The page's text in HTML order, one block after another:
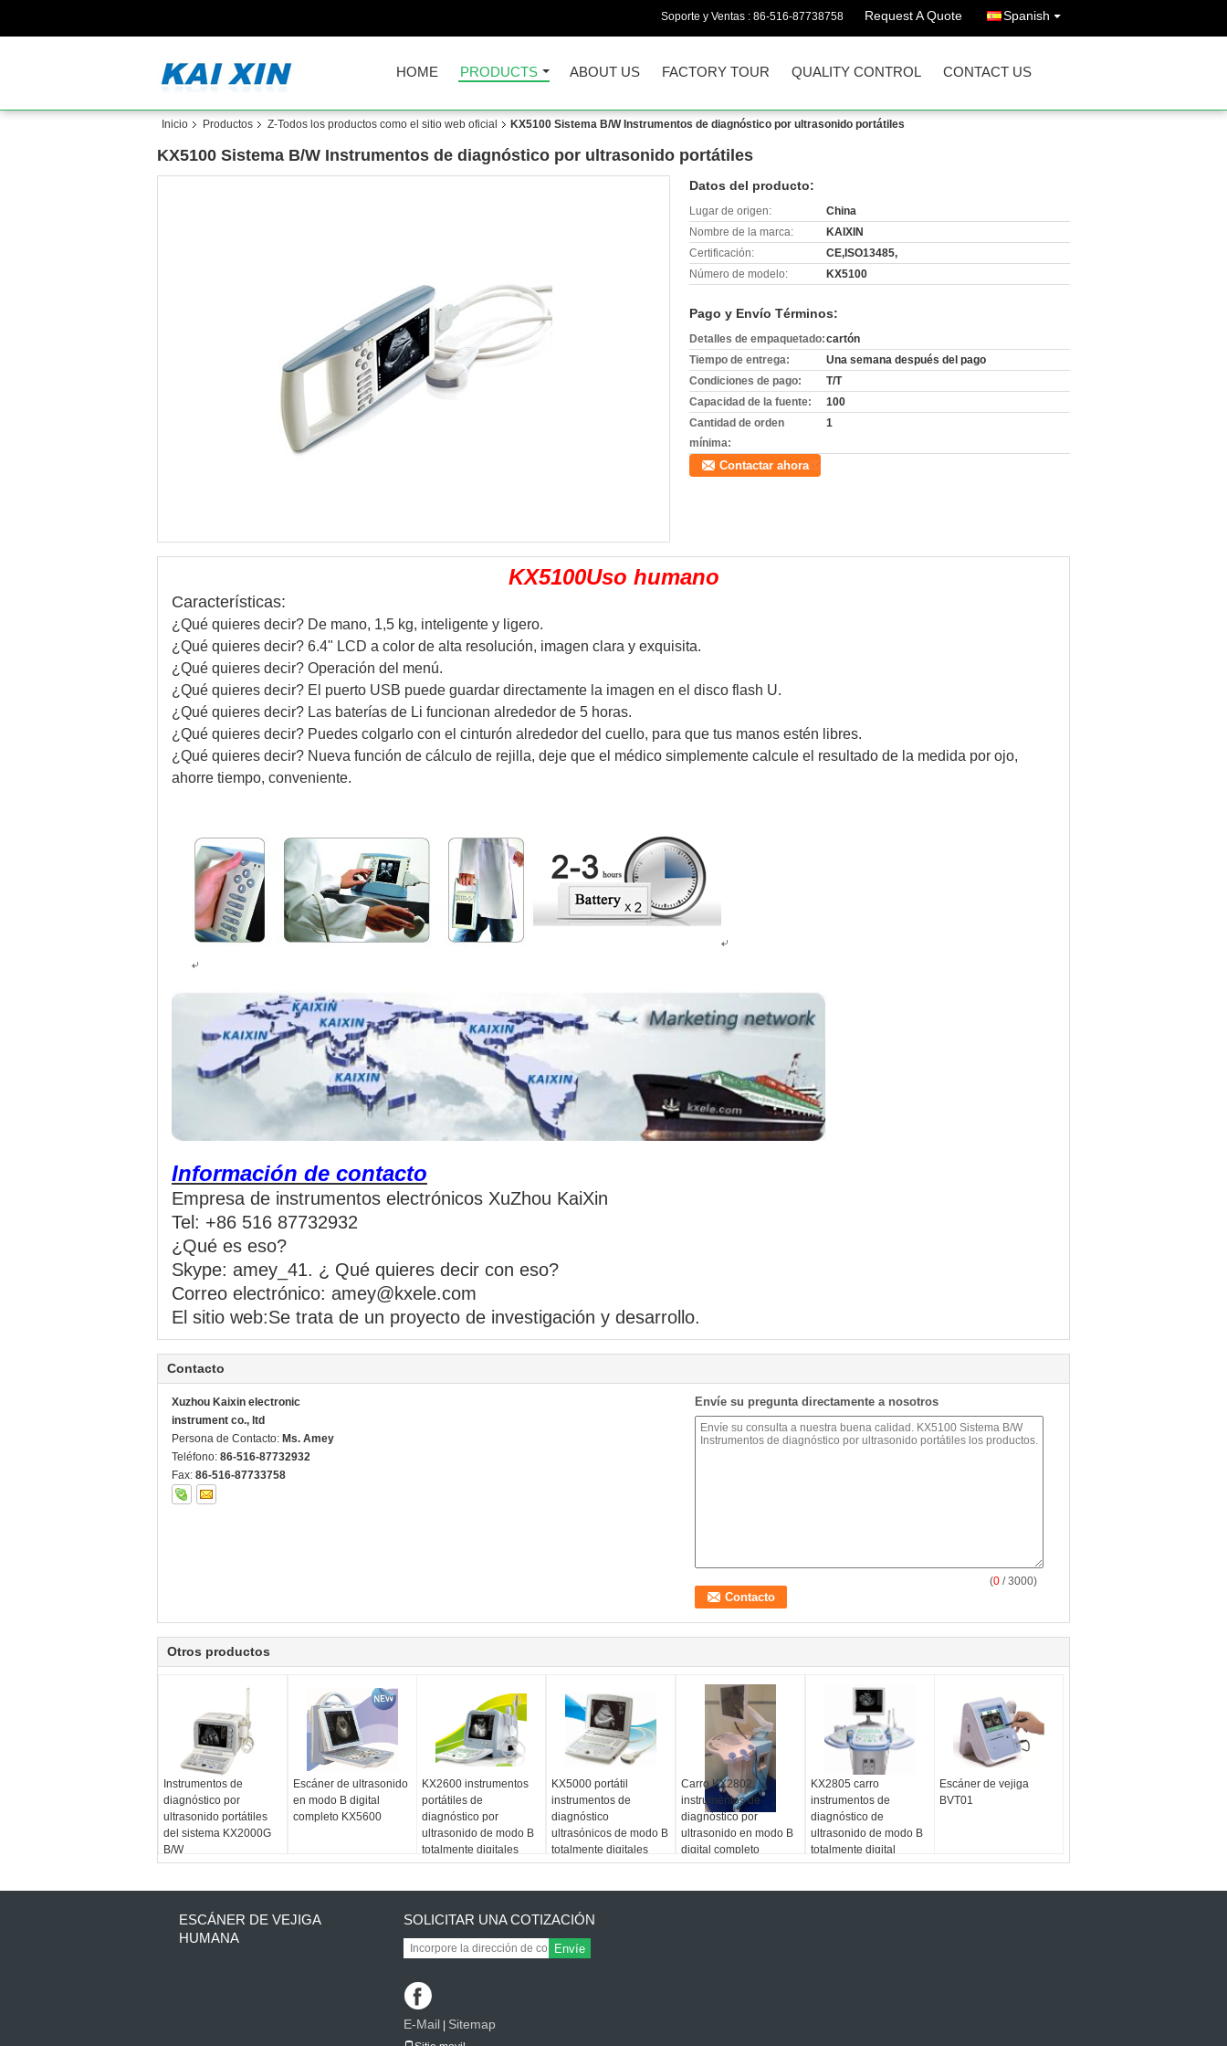
Soporte y Ventas : 86-516-87738758 Request A Quote Spanish
HOME PRODUCTS ABOUT US FACTORY TOUR QUALITY CONTROL CONTACT US
Inicio Productos Z-Todos los productos como el sitio web oficial KX5100 Sistema B/W Instrumentos de diagnóstico por ultrasonido portátiles
KX5100 Sistema B/W Instrumentos de diagnóstico por ultrasonido portátiles
Datos del producto:
Lugar de origen:
China
Nombre de la marca:
KAIXIN
Certificación:
CE,ISO13485,
Número de modelo:
KX5100
Pago y Envío Términos:
Detalles de empaquetado:cartón
Tiempo de entrega:
Una semana después del pago
Condiciones de pago:
T/T
Capacidad de la fuente:
100
Cantidad de orden
mínima:
1
Contactar ahora
KX5100Uso humano
Características:
¿Qué quieres decir? De mano, 1,5 kg, inteligente y ligero.
¿Qué quieres decir? 6.4" LCD a color de alta resolución, imagen clara y exquisita.
¿Qué quieres decir? Operación del menú.
¿Qué quieres decir? El puerto USB puede guardar directamente la imagen en el disco flash U.
¿Qué quieres decir? Las baterías de Li funcionan alrededor de 5 horas.
¿Qué quieres decir? Puedes colgarlo con el cinturón alrededor del cuello, para que tus manos estén libres.
¿Qué quieres decir? Nueva función de cálculo de rejilla, deje que el médico simplemente calcule el resultado de la medida por ojo,
ahorre tiempo, conveniente.
Información de contacto
Empresa de instrumentos electrónicos XuZhou KaiXin
Tel: +86 516 87732932
¿Qué es eso?
Skype: amey_41. ¿ Qué quieres decir con eso?
Correo electrónico: amey@kxele.com
El sitio web:Se trata de un proyecto de investigación y desarrollo.
Contacto
Xuzhou Kaixin electronic
instrument co., ltd
Persona de Contacto: Ms. Amey
Teléfono: 86-516-87732932
Fax: 86-516-87733758
Envíe su pregunta directamente a nosotros
(0 / 3000)
Otros productos
Instrumentos de
diagnóstico por
ultrasonido portátiles
del sistema KX2000G
B/W
Escáner de ultrasonido
en modo B digital
completo KX5600
KX2600 instrumentos
portátiles de
diagnóstico por
ultrasonido de modo B
totalmente digitales
KX5000 portátil
instrumentos de
diagnóstico
ultrasónicos de modo B
totalmente digitales
Carro KX2802,
instrumentos de
diagnóstico por
ultrasonido en modo B
digital completo
KX2805 carro
instrumentos de
diagnóstico de
ultrasonido de modo B
totalmente digital
Escáner de vejiga
BVT01
ESCÁNER DE VEJIGA
HUMANA
SOLICITAR UNA COTIZACIÓN
Envíe
E-Mail Sitemap